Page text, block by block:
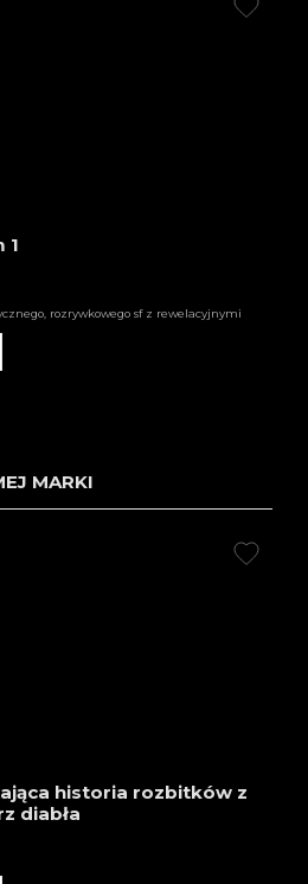
1
rozrywkowego sf z rewelacyjnymi
MARKI
historia rozbitków z
diabła